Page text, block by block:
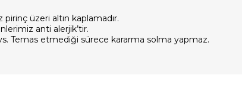
üzeri altın kaplamadır.
anti alerjik’tir.
Temas etmediği sürece kararma solma yapmaz.